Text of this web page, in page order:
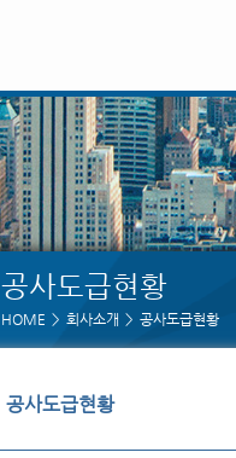
공사도급현황
HOME 회사소개 공사도급현황
공사도급현황